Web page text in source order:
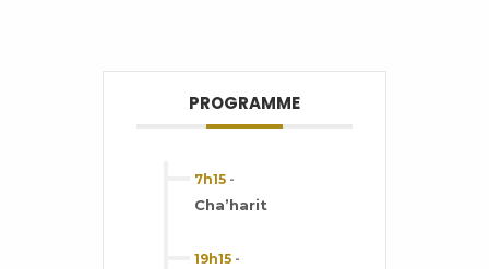
PROGRAMME
7h15 -
Cha’harit
19h15 -